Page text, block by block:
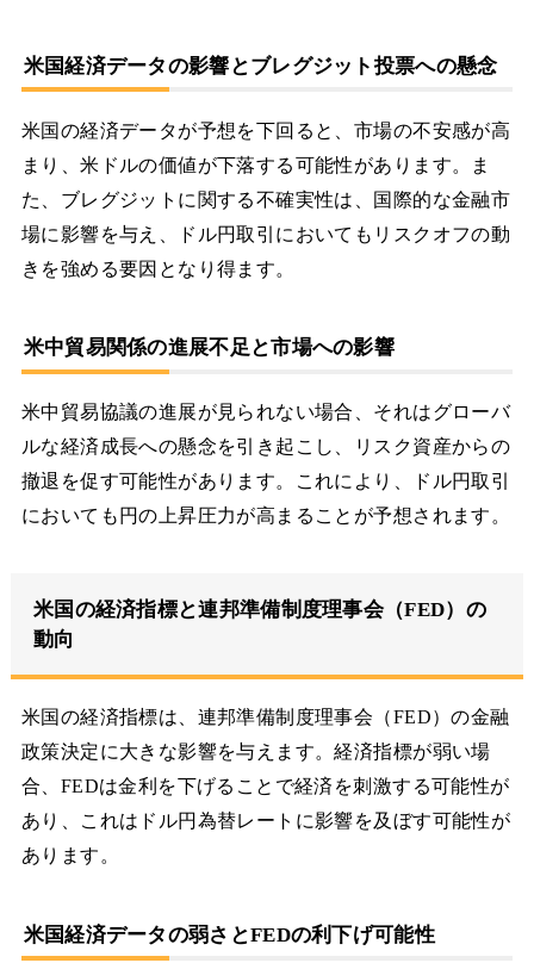
米国経済データの影響とブレグジット投票への懸念
米国の経済データが予想を下回ると、市場の不安感が高
まり、米ドルの価値が下落する可能性があります。ま
た、ブレグジットに関する不確実性は、国際的な金融市
場に影響を与え、ドル円取引においてもリスクオフの動
きを強める要因となり得ます。
米中貿易関係の進展不足と市場への影響
米中貿易協議の進展が見られない場合、それはグローバ
ルな経済成長への懸念を引き起こし、リスク資産からの
撤退を促す可能性があります。これにより、ドル円取引
においても円の上昇圧力が高まることが予想されます。
米国の経済指標と連邦準備制度理事会（FED）の
動向
米国の経済指標は、連邦準備制度理事会（FED）の金融
政策決定に大きな影響を与えます。経済指標が弱い場
合、FEDは金利を下げることで経済を刺激する可能性が
あり、これはドル円為替レートに影響を及ぼす可能性が
あります。
米国経済データの弱さとFEDの利下げ可能性